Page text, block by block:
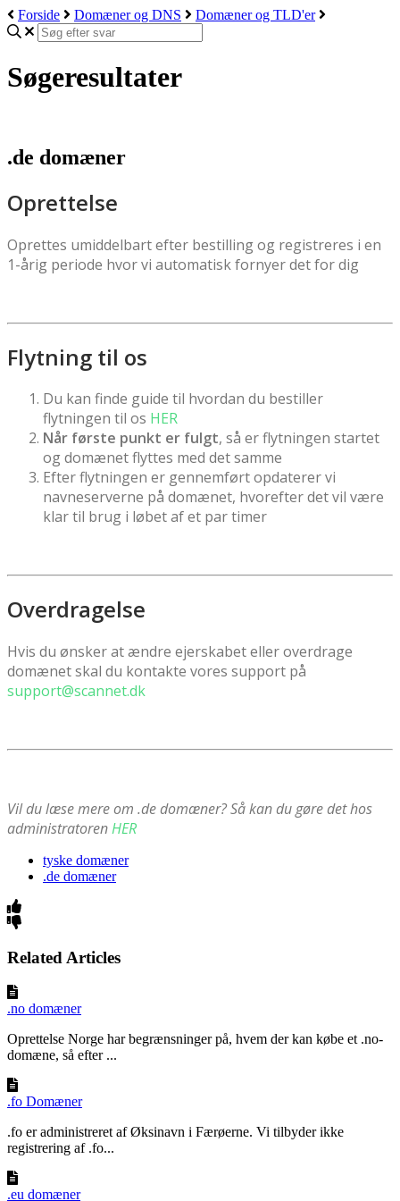
Forside Domæner og DNS Domæner og TLD'er
Søgeresultater
.de domæner
Oprettelse
Oprettes umiddelbart efter bestilling og registreres i en
1-årig periode hvor vi automatisk fornyer det for dig
Flytning til os
Du kan finde guide til hvordan du bestiller
flytningen til os HER
Når første punkt er fulgt, så er flytningen startet
og domænet flyttes med det samme
Efter flytningen er gennemført opdaterer vi
navneserverne på domænet, hvorefter det vil være
klar til brug i løbet af et par timer
Overdragelse
Hvis du ønsker at ændre ejerskabet eller overdrage
domænet skal du kontakte vores support på
support@scannet.dk
Vil du læse mere om .de domæner? Så kan du gøre det hos
administratorenHER
tyske domæner
.de domæner
Related Articles
.no domæner
Oprettelse Norge har begrænsninger på, hvem der kan købe et .no-
domæne, så efter ...
.fo Domæner
.fo er administreret af Øksinavn i Færøerne. Vi tilbyder ikke
registrering af .fo...
.eu domæner